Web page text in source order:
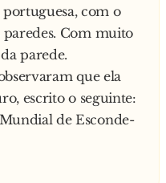
letras todas
com o
Com muito
parede.
que ela
escrito o seguinte:
de Esconde-